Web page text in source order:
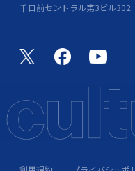
千日前セントラル第3ビル302